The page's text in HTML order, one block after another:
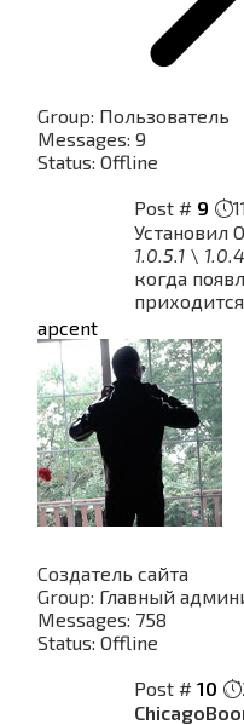
Group: Пользователь
Messages: 9
Status: Offline
Post # 9
Установил
1.0.5.1 \
когда
apcent
Создатель сайта
Group: Главный
Messages: 758
Status: Offline
Post # 10